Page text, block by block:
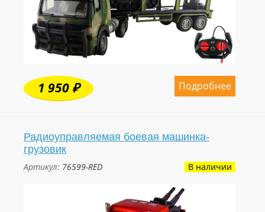
Подробнее
1 950 ₽
Радиоуправляемая боевая машинка-
грузовик
Артикул: 76599-RED В наличии